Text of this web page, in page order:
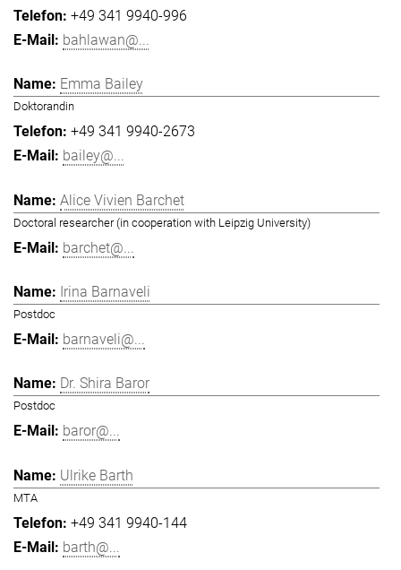
+49 341 9940-996
bahlawan@...
Emma Bailey
Doktorandin
+49 341 9940-2673
bailey@...
Alice Vivien Barchet
Doctoral researcher (in cooperation with Leipzig University)
barchet@...
Irina Barnaveli
Postdoc
barnaveli@...
Dr. Shira Baror
Postdoc
baror@...
Ulrike Barth
MTA
+49 341 9940-144
barth@...